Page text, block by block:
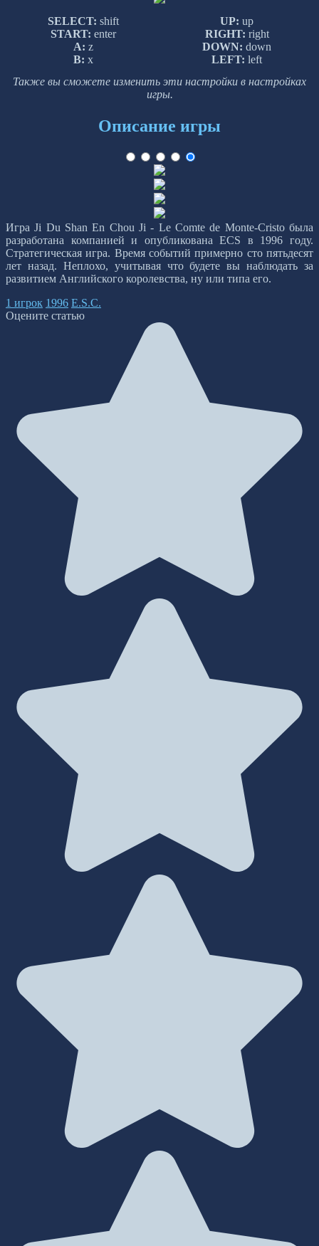
SELECT: shift
START: enter
A: z
B: x
UP: up
RIGHT: right
DOWN: down
LEFT: left
Также вы сможете изменить эти настройки в настройках
игры.
Описание игры
Игра Ji Du Shan En Chou Ji - Le Comte de Monte-Cristo была
разработана компанией и опубликована ECS в 1996 году.
Стратегическая игра. Время событий примерно сто пятьдесят
лет назад. Неплохо, учитывая что будете вы наблюдать за
развитием Английского королевства, ну или типа его.
1 игрок 1996 E.S.C.
Оцените статью